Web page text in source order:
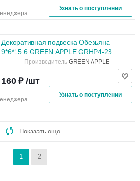
Узнать о поступлении
Декоративная подвеска Обезьяна
9*6*15.6 GREEN APPLE GRHP4-23
Производитель GREEN APPLE
160 ₽ /шт
Узнать о поступлении
Показать еще
1 2